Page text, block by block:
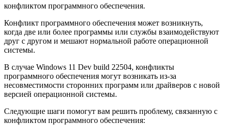
конфликтом программного обеспечения.
Конфликт программного обеспечения может возникнуть,
когда две или более программы или службы взаимодействуют
друг с другом и мешают нормальной работе операционной
системы.
В случае Windows 11 Dev build 22504, конфликты
программного обеспечения могут возникать из-за
несовместимости сторонних программ или драйверов с новой
версией операционной системы.
Следующие шаги помогут вам решить проблему, связанную с
конфликтом программного обеспечения: